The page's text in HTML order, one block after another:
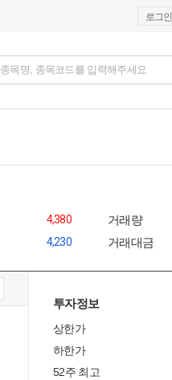
로그인
종목명, 종목코드를 입력해주세요
4,380 거래량
4,230 거래대금
투자정보
상한가
하한가
52주 최고